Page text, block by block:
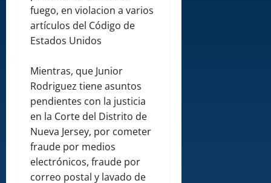
fuego, en violacion a varios
artículos del Código de
Estados Unidos
Mientras, que Junior
Rodriguez tiene asuntos
pendientes con la justicia
en la Corte del Distrito de
Nueva Jersey, por cometer
fraude por medios
electrónicos, fraude por
correo postal y lavado de